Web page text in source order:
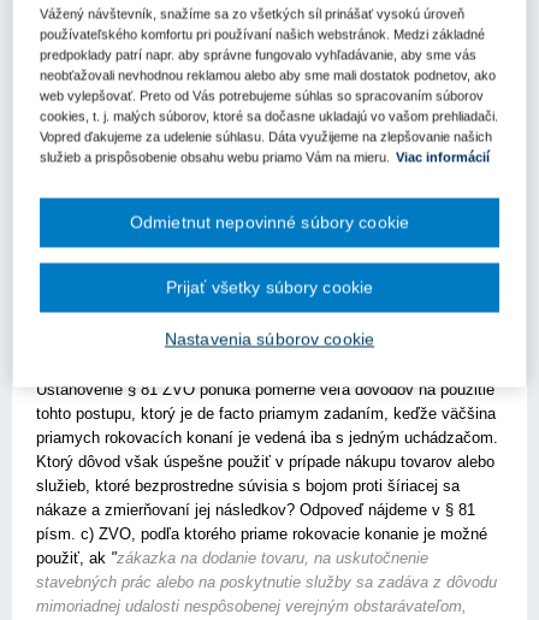
a má svoje osobité špecifiká, ktoré v zákone č. 343/2015 Z. z.
o verejnom obstarávaní a o zmene a doplnení niektorých
zákonov v znení neskorších predpisov (ďalej len „ZVO“)
nenájdete.
AKO MÁ POSTUPOVAŤ VEREJNÝ
OBSTARÁVATEĽ, AK CHCE NAKÚPIŤ
BEZPROSTREDNE SÚVISIA S
OCHRANOU ZDRAVIA V BOJI PROTI
KORONAVÍRUSU?
Jedna z odpovedí na uvedenú otázku znie: verejný obstarávateľ
použije priame rokovacie konanie. Ide o postup, ktorý je možné
Ustanovenie § 81 ZVO ponúka pomerne veľa dôvodov na použitie
tohto postupu, ktorý je de facto priamym zadaním, keďže väčšina
priamych rokovacích konaní je vedená iba s jedným uchádzačom.
Ktorý dôvod však úspešne použiť v prípade nákupu tovarov alebo
služieb, ktoré bezprostredne súvisia s bojom proti šíriacej sa
nákaze a zmierňovaní jej následkov? Odpoveď nájdeme v § 81
písm. c) ZVO, podľa ktorého priame rokovacie konanie je možné
použiť, ak "zákazka na dodanie tovaru, na uskutočnenie
stavebných prác alebo na poskytnutie služby sa zadáva z dôvodu
mimoriadnej udalosti nespôsobenej verejným obstarávateľom,
Vážený návštevník, snažíme sa zo všetkých síl prinášať vysokú úroveň
používateľského komfortu pri používaní našich webstránok. Medzi základné
predpoklady patrí napr. aby správne fungovalo vyhľadávanie, aby sme vás
neobťažovali nevhodnou reklamou alebo aby sme mali dostatok podnetov, ako
web vylepšovať. Preto od Vás potrebujeme súhlas so spracovaním súborov
cookies, t. j. malých súborov, ktoré sa dočasne ukladajú vo vašom prehliadači.
Vopred ďakujeme za udelenie súhlasu. Dáta využijeme na zlepšovanie našich
služieb a prispôsobenie obsahu webu priamo Vám na mieru.
Viac informácií
Nastavenia súborov cookie
Odmietnut nepovinné súbory cookie
Prijať všetky súbory cookie